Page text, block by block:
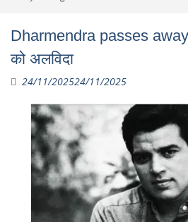
Dharmendra passes away
को अलविदा
24/11/202524/11/2025